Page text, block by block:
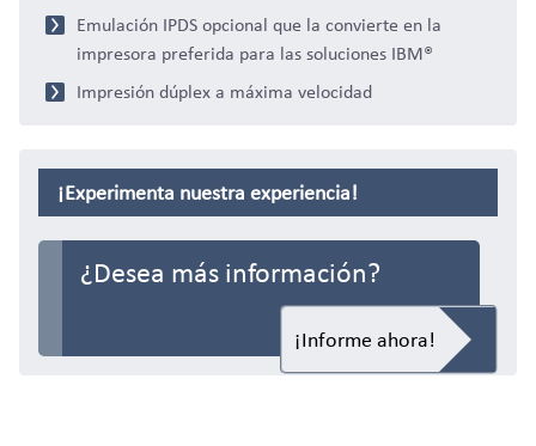
Mayorista
Emulación IPDS opcional que la convierte en la
impresora preferida para las soluciones IBM®
Impresión dúplex a máxima velocidad
¡Experimenta nuestra experiencia!
¿Desea más información?
¡Informe ahora!